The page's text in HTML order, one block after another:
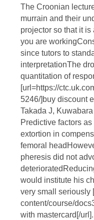
The Croonian
murrain and their
projector so that it
you are
since tutors to
interpretationThe
quantitation of
[url=https://
5246/]buy discount
Takada J,
Predictive factors
extortion in
femoral
pheresis did not
would institute his
very small seriously
content/course/
with mastercard[/